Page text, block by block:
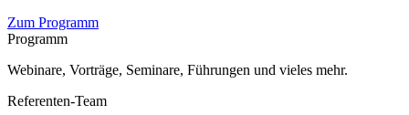
Zum Programm
Programm
Webinare, Vorträge, Seminare, Führungen und vieles mehr.
Referenten-Team